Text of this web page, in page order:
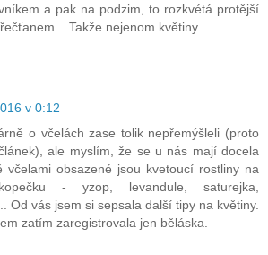
a pak na podzim, to rozkvétá protější
Takže nejenom květiny
v 0:12
o včelách zase tolik nepřemýšleli (proto
ale myslím, že se u nás mají docela
včelami obsazené jsou kvetoucí rostliny na
- yzop, levandule, saturejka,
Od vás jsem si sepsala další tipy na květiny.
zatím zaregistrovala jen běláska.